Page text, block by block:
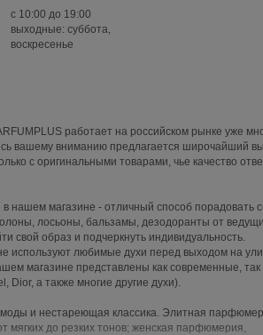
c 10:00 до 19:00
выходные: суббота,
воскресенье
работает на российском рынке уже
вашему вниманию предлагается широчайший
с оригинальными товарами, чье качество
нашем магазине - отличный способ порадовать
лосьоны, бальзамы, дезодоранты от
свой образ и подчеркнуть индивидуальность.
используют любимые духи перед выходом на
магазине представлены как современные, так
Dior, а также многие другие духи).
и нестареющая классика. Элитная
мягких до резких тонов; женская парфюмерия,